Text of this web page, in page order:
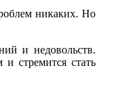
никаких. Но
и недовольств.
и стремится стать